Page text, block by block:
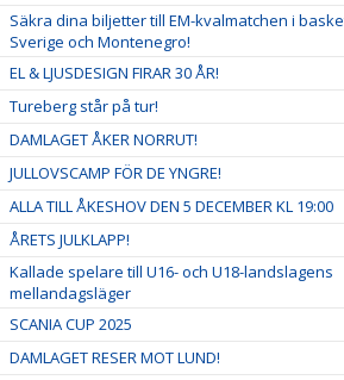
Säkra dina biljetter till EM-kvalmatchen i
Sverige och Montenegro!
EL & LJUSDESIGN FIRAR 30 ÅR!
Tureberg står på tur!
DAMLAGET ÅKER NORRUT!
JULLOVSCAMP FÖR DE YNGRE!
ALLA TILL ÅKESHOV DEN 5 DECEMBER KL 19:00
ÅRETS JULKLAPP!
Kallade spelare till U16- och U18-landslagens
mellandagsläger
SCANIA CUP 2025
DAMLAGET RESER MOT LUND!